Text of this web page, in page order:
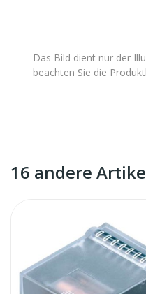
Das Bild dient nur der
beachten Sie die
16 andere